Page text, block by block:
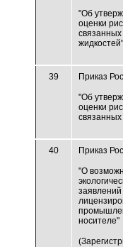
"Об
оценки
жидкостей"
39 Приказ
"Об
оценки
40 Приказ
"О
заявлений
носителе"